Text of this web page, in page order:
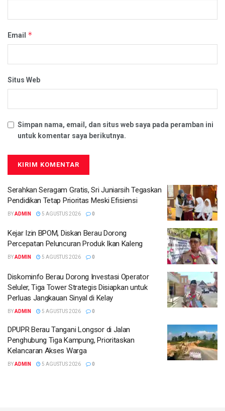
Email *
Situs Web
Simpan nama, email, dan situs web saya pada peramban ini
untuk komentar saya berikutnya.
Serahkan Seragam Gratis, Sri Juniarsih Tegaskan
Pendidikan Tetap Prioritas Meski Efisiensi
BYADMIN 5 AGUSTUS 2026 0
Kejar Izin BPOM, Diskan Berau Dorong
Percepatan Peluncuran Produk Ikan Kaleng
BYADMIN 5 AGUSTUS 2026 0
Diskominfo Berau Dorong Investasi Operator
Seluler, Tiga Tower Strategis Disiapkan untuk
Perluas Jangkauan Sinyal di Kelay
BYADMIN 5 AGUSTUS 2026 0
DPUPR Berau Tangani Longsor di Jalan
Penghubung Tiga Kampung, Prioritaskan
Kelancaran Akses Warga
BYADMIN 5 AGUSTUS 2026 0